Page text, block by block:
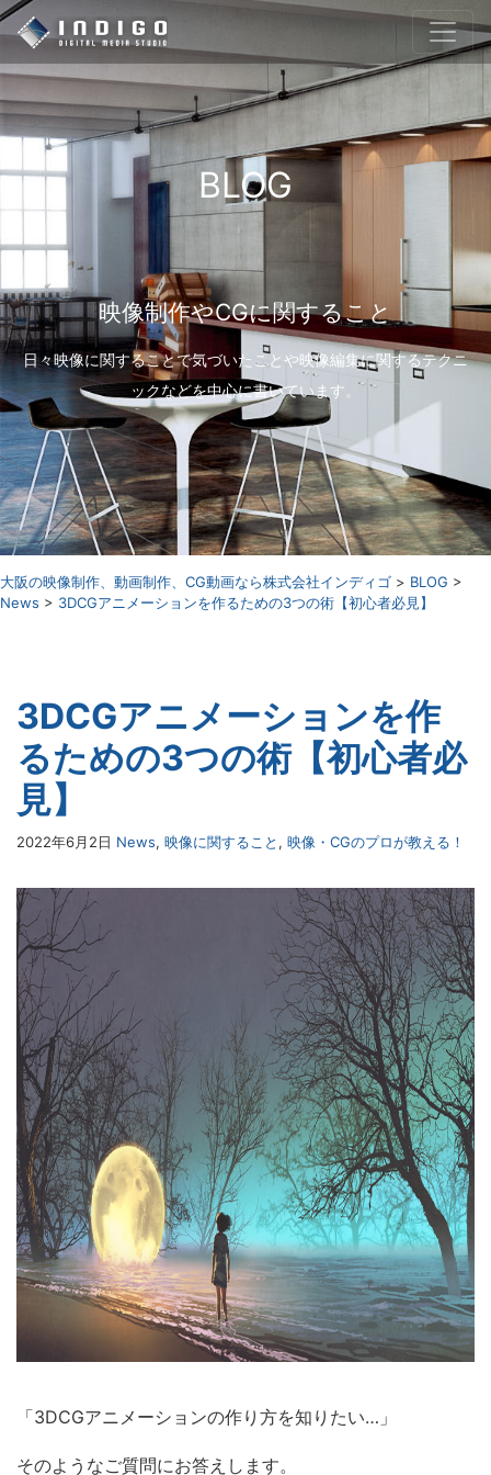
BLOG
映像制作やCGに関すること
日々映像に関することで気づいたことや映像編集に関するテクニ
ックなどを中心に書いています。
⼤阪の映像制作、動画制作、CG動画なら株式会社インディゴ > BLOG >
News > 3DCGアニメーションを作るための3つの術【初心者必見】
3DCGアニメーションを作
るための3つの術【初心者必
見】
2022年6月2日 News, 映像に関すること , 映像・CGのプロが教える！
「3DCGアニメーションの作り方を知りたい…」
そのようなご質問にお答えします。